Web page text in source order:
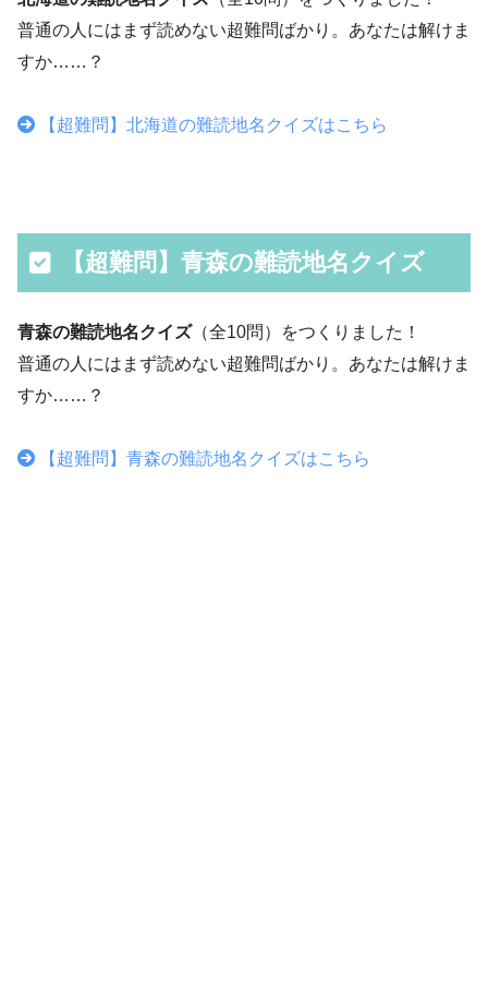
普通の人にはまず読めない超難問ばかり。あなたは解けま
すか……？
【超難問】北海道の難読地名クイズはこちら
【超難問】青森の難読地名クイズ
青森の難読地名クイズ（全10問）をつくりました！
普通の人にはまず読めない超難問ばかり。あなたは解けま
すか……？
【超難問】青森の難読地名クイズはこちら